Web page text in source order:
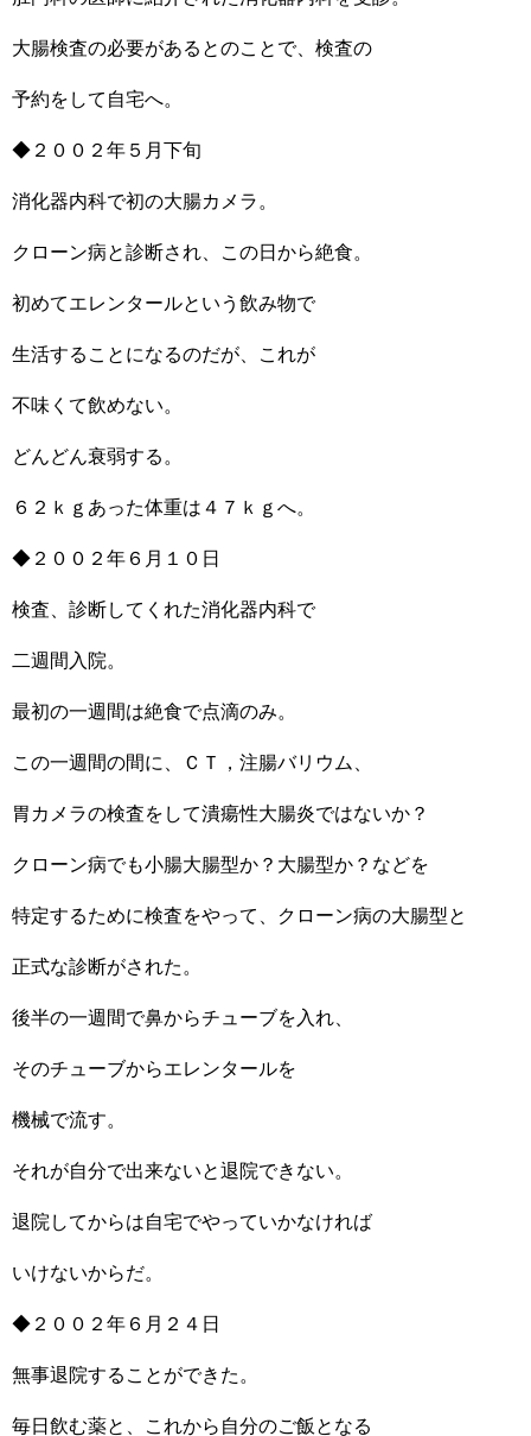
大腸検査の必要があるとのことで、検査の
予約をして自宅へ。
◆２００２年５月下旬
消化器内科で初の大腸カメラ。
クローン病と診断され、この日から絶食。
初めてエレンタールという飲み物で
生活することになるのだが、これが
不味くて飲めない。
どんどん衰弱する。
６２ｋｇあった体重は４７ｋｇへ。
◆２００２年６月１０日
検査、診断してくれた消化器内科で
二週間入院。
最初の一週間は絶食で点滴のみ。
この一週間の間に、ＣＴ，注腸バリウム、
胃カメラの検査をして潰瘍性大腸炎ではないか？
クローン病でも小腸大腸型か？大腸型か？などを
特定するために検査をやって、クローン病の大腸型と
正式な診断がされた。
後半の一週間で鼻からチューブを入れ、
そのチューブからエレンタールを
機械で流す。
それが自分で出来ないと退院できない。
退院してからは自宅でやっていかなければ
いけないからだ。
◆２００２年６月２４日
無事退院することができた。
毎日飲む薬と、これから自分のご飯となる